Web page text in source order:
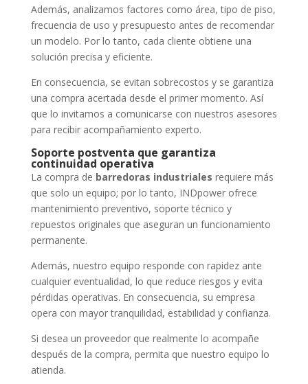
Además, analizamos factores como área, tipo de piso,
frecuencia de uso y presupuesto antes de recomendar
un modelo. Por lo tanto, cada cliente obtiene una
solución precisa y eficiente.
En consecuencia, se evitan sobrecostos y se garantiza
una compra acertada desde el primer momento. Así
que lo invitamos a comunicarse con nuestros asesores
para recibir acompañamiento experto.
Soporte postventa que garantiza
continuidad operativa
La compra de barredoras industriales requiere más
que solo un equipo; por lo tanto, INDpower ofrece
mantenimiento preventivo, soporte técnico y
repuestos originales que aseguran un funcionamiento
permanente.
Además, nuestro equipo responde con rapidez ante
cualquier eventualidad, lo que reduce riesgos y evita
pérdidas operativas. En consecuencia, su empresa
opera con mayor tranquilidad, estabilidad y confianza.
Si desea un proveedor que realmente lo acompañe
después de la compra, permita que nuestro equipo lo
atienda.